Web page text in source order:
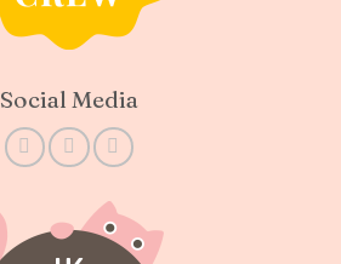
Social Media